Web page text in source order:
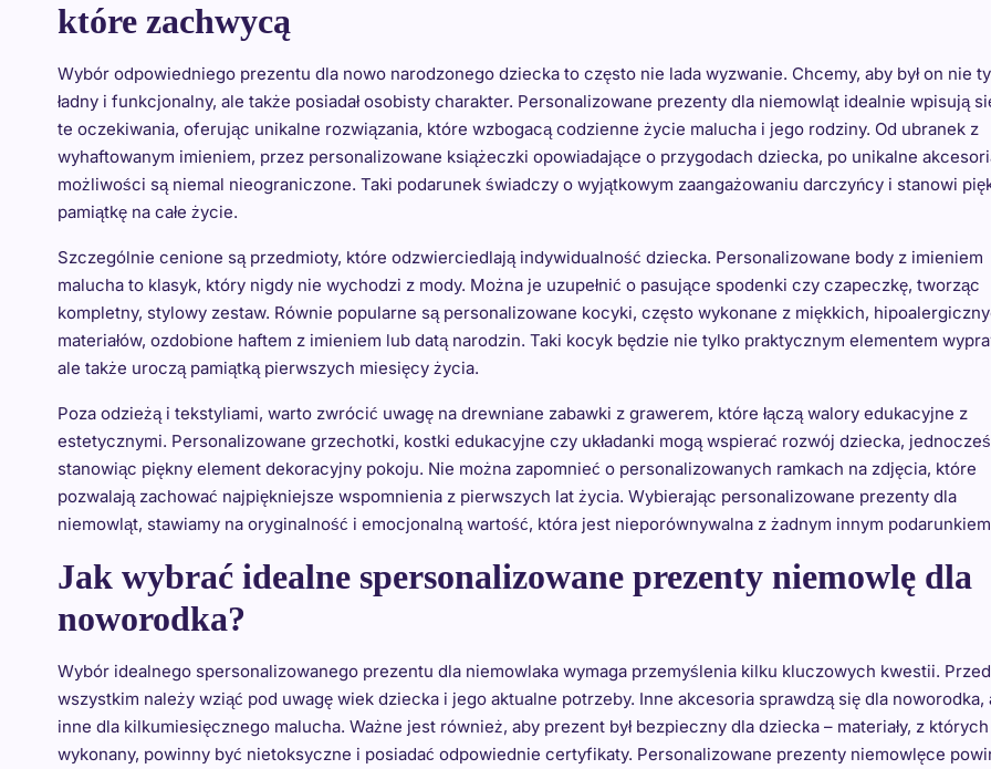
które zachwycą
Wybór odpowiedniego prezentu dla nowo narodzonego dziecka to często nie lada wyzwanie. Chcemy, aby był on nie
ładny i funkcjonalny, ale także posiadał osobisty charakter. Personalizowane prezenty dla niemowląt idealnie wpisują
te oczekiwania, oferując unikalne rozwiązania, które wzbogacą codzienne życie malucha i jego rodziny. Od ubranek z
wyhaftowanym imieniem, przez personalizowane książeczki opowiadające o przygodach dziecka, po unikalne
możliwości są niemal nieograniczone. Taki podarunek świadczy o wyjątkowym zaangażowaniu darczyńcy i stanowi
pamiątkę na całe życie.
Szczególnie cenione są przedmioty, które odzwierciedlają indywidualność dziecka. Personalizowane body z imieniem
malucha to klasyk, który nigdy nie wychodzi z mody. Można je uzupełnić o pasujące spodenki czy czapeczkę, tworząc
kompletny, stylowy zestaw. Równie popularne są personalizowane kocyki, często wykonane z miękkich,
materiałów, ozdobione haftem z imieniem lub datą narodzin. Taki kocyk będzie nie tylko praktycznym elementem
ale także uroczą pamiątką pierwszych miesięcy życia.
Poza odzieżą i tekstyliami, warto zwrócić uwagę na drewniane zabawki z grawerem, które łączą walory edukacyjne z
estetycznymi. Personalizowane grzechotki, kostki edukacyjne czy układanki mogą wspierać rozwój dziecka,
stanowiąc piękny element dekoracyjny pokoju. Nie można zapomnieć o personalizowanych ramkach na zdjęcia, które
pozwalają zachować najpiękniejsze wspomnienia z pierwszych lat życia. Wybierając personalizowane prezenty dla
niemowląt, stawiamy na oryginalność i emocjonalną wartość, która jest nieporównywalna z żadnym innym
Jak wybrać idealne spersonalizowane prezenty niemowlę dla
noworodka?
Wybór idealnego spersonalizowanego prezentu dla niemowlaka wymaga przemyślenia kilku kluczowych kwestii.
wszystkim należy wziąć pod uwagę wiek dziecka i jego aktualne potrzeby. Inne akcesoria sprawdzą się dla noworodka,
inne dla kilkumiesięcznego malucha. Ważne jest również, aby prezent był bezpieczny dla dziecka – materiały, z
wykonany, powinny być nietoksyczne i posiadać odpowiednie certyfikaty. Personalizowane prezenty niemowlęce